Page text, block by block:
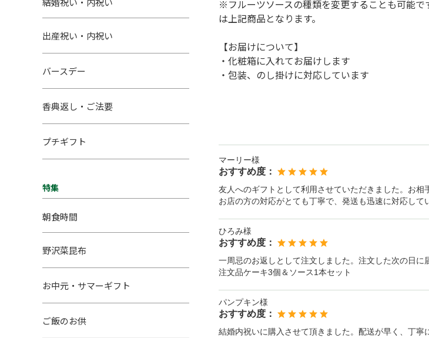
※フルーツソースの種類を変更することも可能
は上記商品となります。
【お届けについて】
・化粧箱に入れてお届けします
・包装、のし掛けに対応しています
マーリー様
おすすめ度：
友人へのギフトとして利用させていただきました。お相
お店の方の対応がとても丁寧で、発送も迅速に対応して
ひろみ様
おすすめ度：
一周忌のお返しとして注文しました。注文した次の日に
注文品ケーキ3個＆ソース1本セット
パンプキン様
おすすめ度：
結婚内祝いに購入させて頂きました。配送が早く、丁
出産祝い・内祝い
バースデー
香典返し・ご法要
プチギフト
特集
朝食時間
野沢菜昆布
お中元・サマーギフト
ご飯のお供